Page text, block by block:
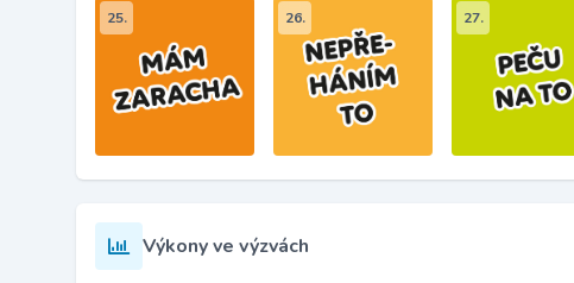
25. 26. 27.
Výkony ve výzvách